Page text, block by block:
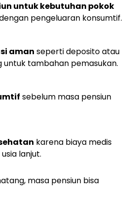
untuk kebutuhan pokok
pengeluaran konsumtif.
aman seperti deposito atau
untuk tambahan pemasukan.
sebelum masa pensiun
karena biaya medis
lanjut.
masa pensiun bisa